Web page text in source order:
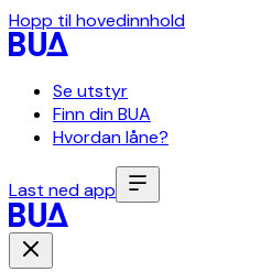
Hopp til hovedinnhold
Se utstyr
Finn din BUA
Hvordan låne?
Last ned app